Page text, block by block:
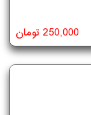
250,000 تومان